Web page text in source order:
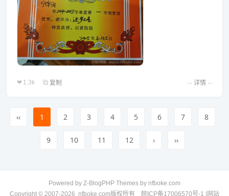
1.3k 复制 详情
‹‹ 1 2 3 4 5 6 7 8
9 10 11 12 › ››
Powered by Z-BlogPHPThemes by nfboke.com
Copyright © 2007-2026 nfboke.com 版权所有 皖ICP备17006570号-1 | 网站